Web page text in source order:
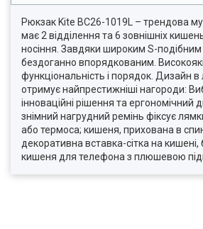
Рюкзак Kite BC26-1019L – трендова
має 2 відділення та 6 зовнішніх
носіння. Завдяки широким S-
бездоганно впорядкованим.
функціональність і порядок. Дизайн
отримує найпрестижніші нагороди:
інноваційні рішення та
знімний нагрудний ремінь фіксує
або термоса; кишеня, прихована в
декоративна вставка-сітка на
кишеня для телефона з плюшевою